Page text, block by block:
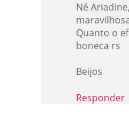
Né
Quanto o
boneca rs
Beijos
Responder